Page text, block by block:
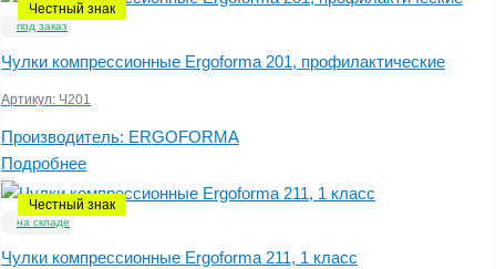
Честный знак
под заказ
Чулки компрессионные Ergoforma 201, профилактические
Артикул: Ч201
Производитель: ERGOFORMA
Подробнее
Честный знак
на складе
Чулки компрессионные Ergoforma 211, 1 класс